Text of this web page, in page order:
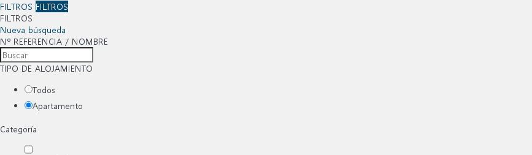
FILTROS FILTROS
FILTROS
Nueva búsqueda
Nº REFERENCIA / NOMBRE
TIPO DE ALOJAMIENTO
Todos
Apartamento
Categoría